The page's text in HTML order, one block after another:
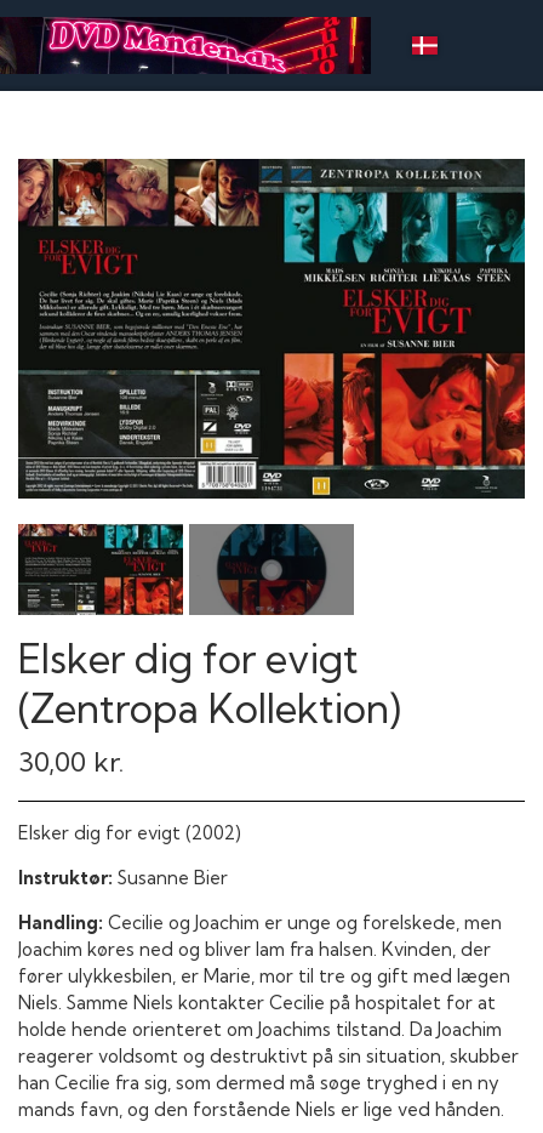
Elsker dig for evigt
(Zentropa Kollektion)
30,00 kr.
Elsker dig for evigt (2002)
Instruktør: Susanne Bier
Handling: Cecilie og Joachim er unge og forelskede, men
Joachim køres ned og bliver lam fra halsen. Kvinden, der
fører ulykkesbilen, er Marie, mor til tre og gift med lægen
Niels. Samme Niels kontakter Cecilie på hospitalet for at
holde hende orienteret om Joachims tilstand. Da Joachim
reagerer voldsomt og destruktivt på sin situation, skubber
han Cecilie fra sig, som dermed må søge tryghed i en ny
mands favn, og den forstående Niels er lige ved hånden.